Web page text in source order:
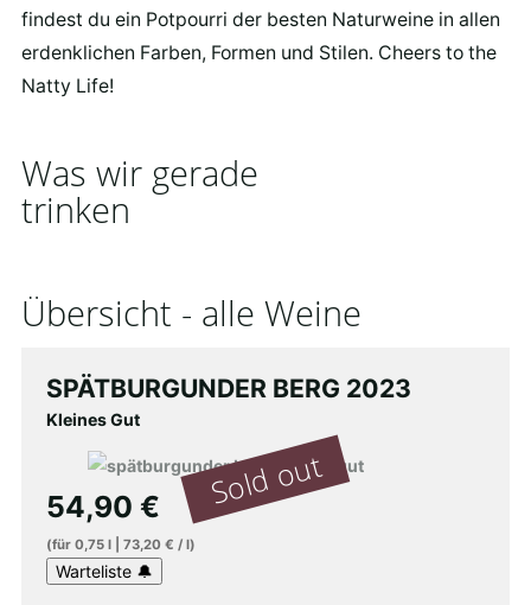
findest du ein Potpourri der besten Naturweine in allen
erdenklichen Farben, Formen und Stilen. Cheers to the
Natty Life!
Was wir gerade
trinken
Übersicht - alle Weine
SPÄTBURGUNDER BERG 2023
Kleines Gut
54,90 €
(für 0,75 l| 73,20 € / l)